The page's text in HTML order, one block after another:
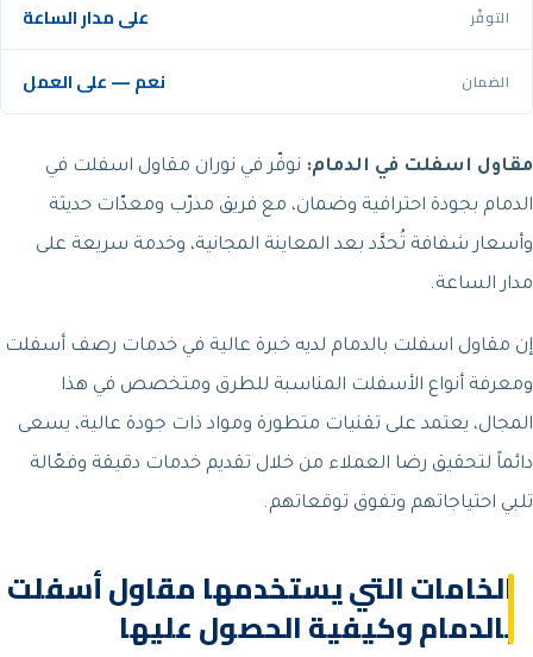
التوفّر على مدار الساعة
الضمان نعم — على العمل
مقاول اسفلت في الدمام: نوفّر في نوران مقاول اسفلت في
الدمام بجودة احترافية وضمان، مع فريق مدرّب ومعدّات حديثة
وأسعار شفافة تُحدَّد بعد المعاينة المجانية، وخدمة سريعة على
مدار الساعة.
إن مقاول اسفلت بالدمام لديه خبرة عالية في خدمات رصف أسفلت
ومعرفة أنواع الأسفلت المناسبة للطرق ومتخصص في هذا
المجال، يعتمد على تقنيات متطورة ومواد ذات جودة عالية، يسعى
دائماً لتحقيق رضا العملاء من خلال تقديم خدمات دقيقة وفعّالة
تلبي احتياجاتهم وتفوق توقعاتهم.
الخامات التي يستخدمها مقاول أسفلت
بالدمام وكيفية الحصول عليها